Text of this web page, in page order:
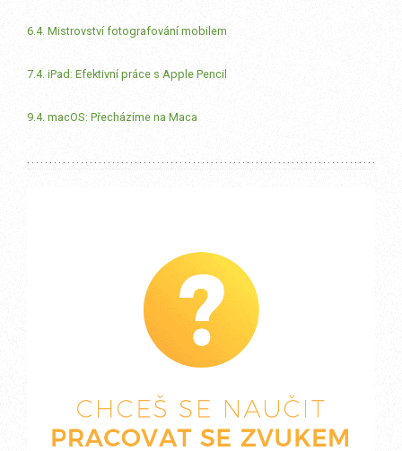
6.4. Mistrovství fotografování mobilem
7.4. iPad: Efektivní práce s Apple Pencil
9.4. macOS: Přecházíme na Maca